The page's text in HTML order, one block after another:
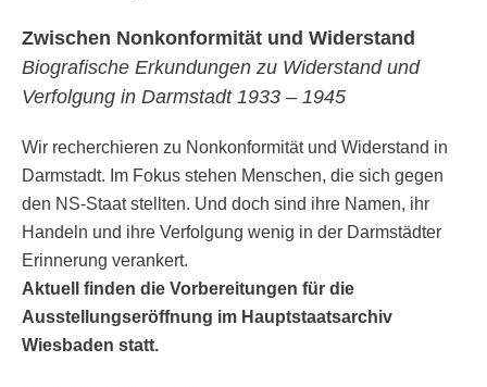
Zwischen Nonkonformität und Widerstand
Biografische Erkundungen zu Widerstand und
Verfolgung in Darmstadt 1933 – 1945
Wir recherchieren zu Nonkonformität und Widerstand in
Darmstadt. Im Fokus stehen Menschen, die sich gegen
den NS-Staat stellten. Und doch sind ihre Namen, ihr
Handeln und ihre Verfolgung wenig in der Darmstädter
Erinnerung verankert.
Aktuell finden die Vorbereitungen für die
Ausstellungseröffnung im Hauptstaatsarchiv
Wiesbaden statt.